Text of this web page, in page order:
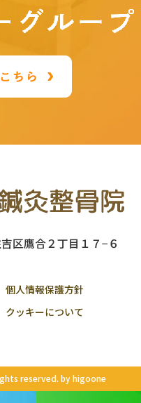
区鷹合２丁目１７−６
個人情報保護方針
クッキーについて
reserved. byhigoone